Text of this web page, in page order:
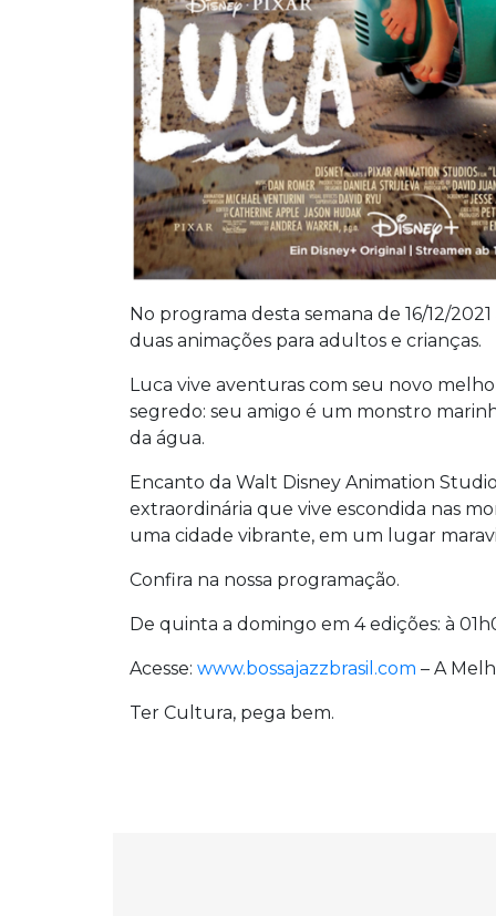
No programa desta semana de 16/12/
duas animações para adultos e crianças.
Luca vive aventuras com seu novo
segredo: seu amigo é um monstro
da água.
Encanto da Walt Disney Animation
extraordinária que vive escondida nas
uma cidade vibrante, em um lugar
Confira na nossa programação.
De quinta a domingo em 4 edições: à
Acesse: www.bossajazzbrasil.com – A
Ter Cultura, pega bem.